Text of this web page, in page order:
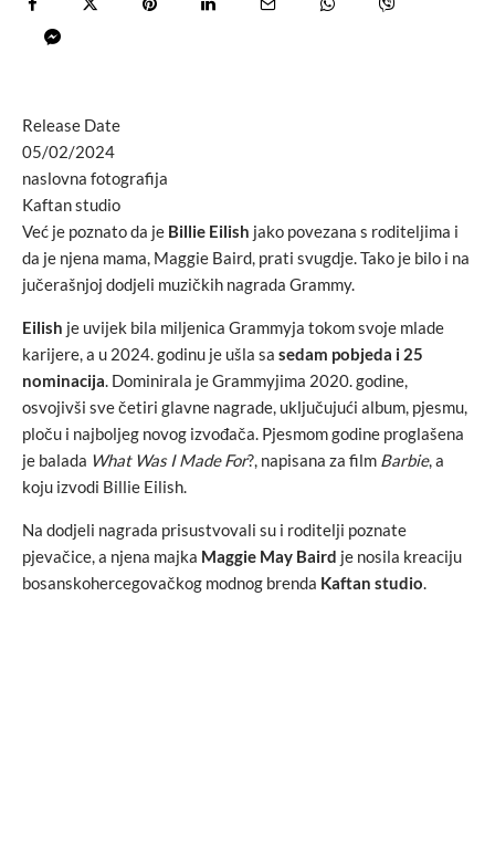
Release Date
05/02/2024
naslovna fotografija
Kaftan studio
Već je poznato da je Billie Eilish jako povezana s roditeljima i
da je njena mama, Maggie Baird, prati svugdje. Tako je bilo i na
jučerašnjoj dodjeli muzičkih nagrada Grammy.
Eilish je uvijek bila miljenica Grammyja tokom svoje mlade
karijere, a u 2024. godinu je ušla sa sedam pobjeda i 25
nominacija. Dominirala je Grammyjima 2020. godine,
osvojivši sve četiri glavne nagrade, uključujući album, pjesmu,
ploču i najboljeg novog izvođača. Pjesmom godine proglašena
je balada What Was I Made For?, napisana za film Barbie, a
koju izvodi Billie Eilish.
Na dodjeli nagrada prisustvovali su i roditelji poznate
pjevačice, a njena majka Maggie May Baird je nosila kreaciju
bosanskohercegovačkog modnog brenda Kaftan studio.